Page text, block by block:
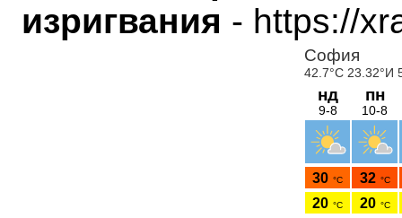
изригвания - https://